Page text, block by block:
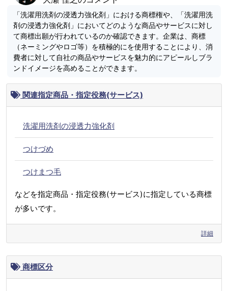
「洗濯用洗剤の浸透力強化剤」における商標権や、「洗濯用洗
剤の浸透力強化剤」においてどのような商品やサービスに対し
て商標出願が行われているのか確認できます。企業は、商標
（ネーミングやロゴ等）を積極的にを使用することにより、消
費者に対して自社の商品やサービスを魅力的にアピールしブラ
ンドイメージを高めることができます。
関連指定商品・指定役務(サービス)
洗濯用洗剤の浸透力強化剤
つけづめ
つけまつ毛
などを指定商品・指定役務(サービス)に指定している商標
が多いです。
詳細
商標区分